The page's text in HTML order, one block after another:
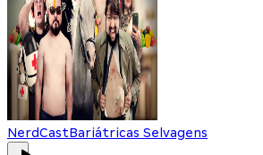
NerdCastBariátricas Selvagens